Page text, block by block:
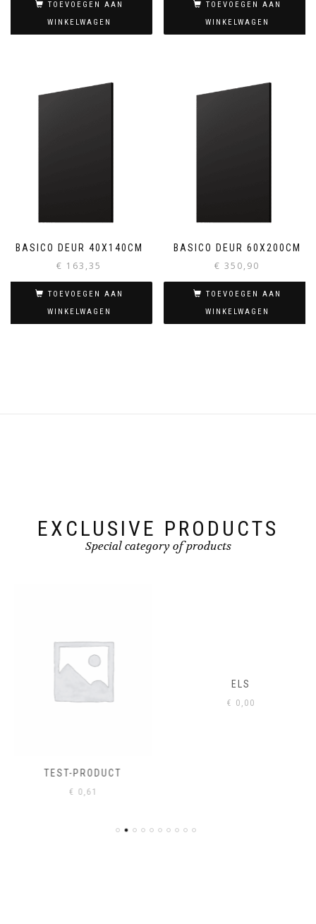
TOEVOEGEN AAN
WINKELWAGEN
TOEVOEGEN AAN
WINKELWAGEN
BASICO DEUR 40X140CM
€ 163,35
TOEVOEGEN AAN
WINKELWAGEN
BASICO DEUR 60X200CM
€ 350,90
TOEVOEGEN AAN
WINKELWAGEN
EXCLUSIVE PRODUCTS
Special category of products
TEST-PRODUCT
€0,61
ELS
€0,00